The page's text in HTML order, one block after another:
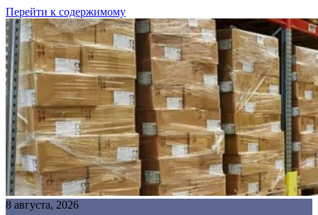
Перейти к содержимому
8 августа, 2026